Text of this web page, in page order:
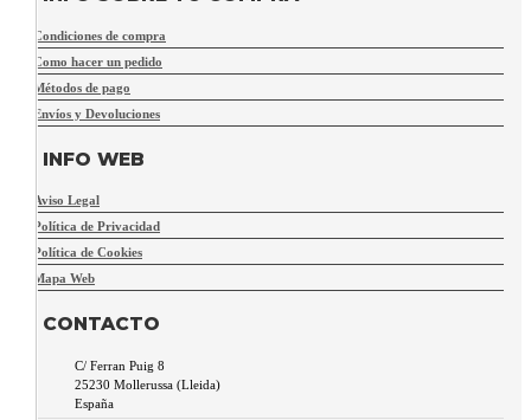
Condiciones de compra
Como hacer un pedido
Métodos de pago
Envíos y Devoluciones
INFO WEB
Aviso Legal
Política de Privacidad
Política de Cookies
Mapa Web
CONTACTO
C/ Ferran Puig 8
25230 Mollerussa (Lleida)
España